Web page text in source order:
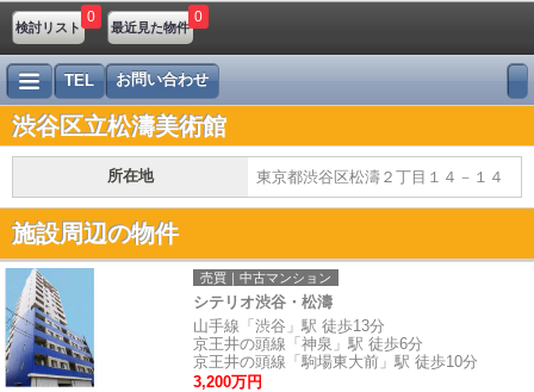
検討リスト
0
最近見た物件
0
TEL お問い合わせ
渋谷区立松濤美術館
所在地 東京都渋谷区松濤２丁目１４－１４
施設周辺の物件
売買｜中古マンション
シテリオ渋谷・松濤
山手線「渋谷」駅 徒歩13分
京王井の頭線「神泉」駅 徒歩6分
京王井の頭線「駒場東大前」駅 徒歩10分
3,200万円